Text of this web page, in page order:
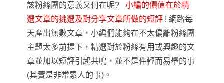
該粉絲團的意義又何在呢? 小編的價值在於精
選文章的挑選及對分享文章所做的短評 ! 網路每
天產出無數文章 ， 小編們能夠在不太偏離粉絲團
主題太多前提下 ， 精選對於粉絲有用或興趣的文
章並加以短評引起共鳴 ， 並不是件輕而易舉的事
(其實是非常累人的事) 。